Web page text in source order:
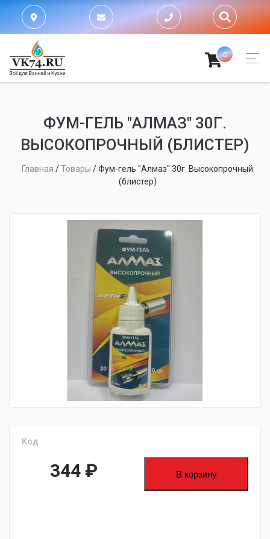
0
ФУМ-ГЕЛЬ "АЛМАЗ" 30Г.
ВЫСОКОПРОЧНЫЙ (БЛИСТЕР)
Главная /Товары /Фум-гель "Алмаз" 30г. Высокопрочный
(блистер)
Код
344 ₽ В корзину